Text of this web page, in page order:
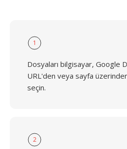
1
Dosyaları bilgisayar, Google
URL'den veya sayfa
seçin.
2